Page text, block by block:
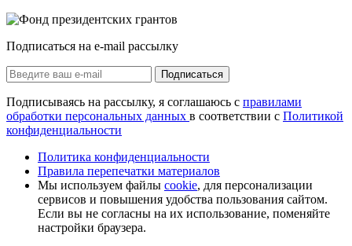
Подписаться на e-mail рассылку
Подписаться
Подписываясь на рассылку, я соглашаюсь с правилами
обработки персональных данных в соответствии с Политикой
конфиденциальности
Политика конфиденциальности
Правила перепечатки материалов
Мы используем файлы cookie, для персонализации
сервисов и повышения удобства пользования сайтом.
Если вы не согласны на их использование, поменяйте
настройки браузера.